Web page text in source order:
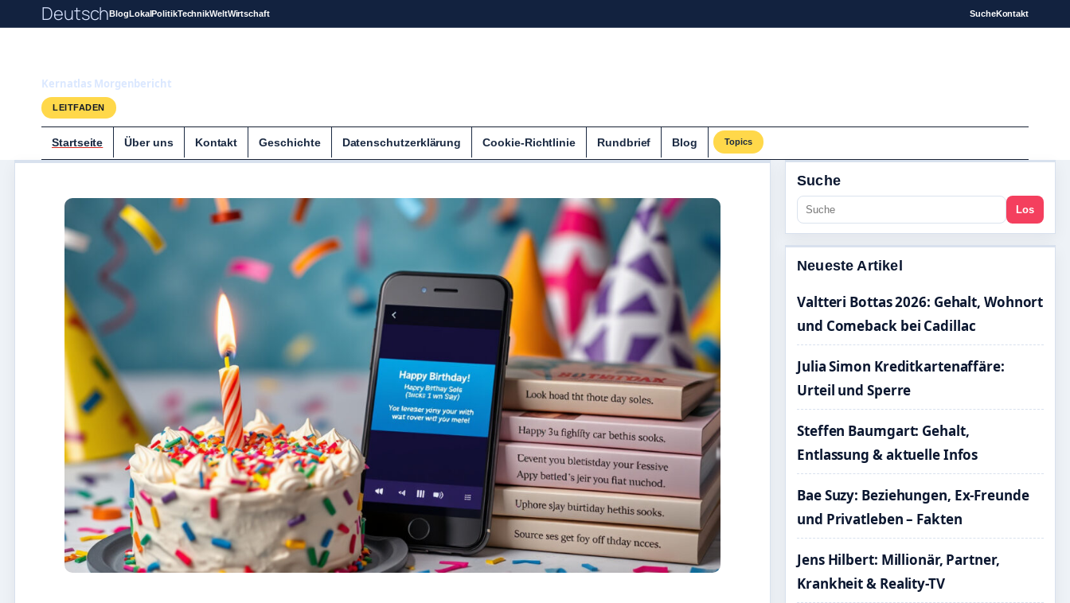
DeutschBlogLokalPolitikTechnikWeltWirtschaft SucheKontakt
Kernatlas Morgenbericht
LEITFADEN
Startseite Über uns Kontakt Geschichte Datenschutzerklärung Cookie-Richtlinie Rundbrief Blog Topics
Suche
Los
Neueste Artikel
Valtteri Bottas 2026: Gehalt, Wohnort
und Comeback bei Cadillac
Julia Simon Kreditkartenaffäre:
Urteil und Sperre
Steffen Baumgart: Gehalt,
Entlassung & aktuelle Infos
Bae Suzy: Beziehungen, Ex-Freunde
und Privatleben – Fakten
Jens Hilbert: Millionär, Partner,
Krankheit & Reality-TV